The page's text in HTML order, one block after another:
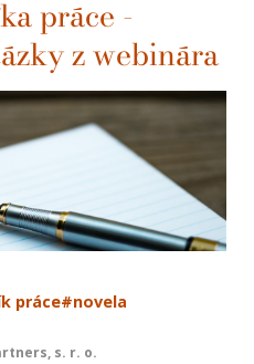
práce -
z webinára
práce#novela
s. r. o.